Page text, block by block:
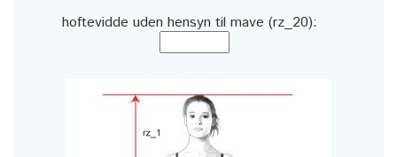
hoftevidde uden hensyn til mave (rz_20):